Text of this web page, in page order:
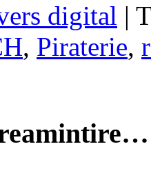
digital |
, Piraterie,